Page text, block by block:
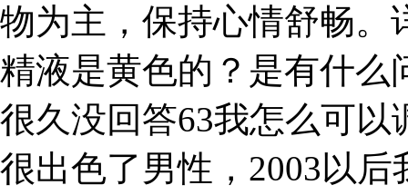
物为主，保持心情舒畅。
精液是黄色的？是有什么
很久没回答63我怎么可
很出色了男性，2003以